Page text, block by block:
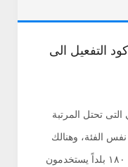
تحتل المرتبة
الفئة، وهنالك
أكثر من ملايين الاشخاص في أكثر من ١٨٠ بلداً يستخدمون